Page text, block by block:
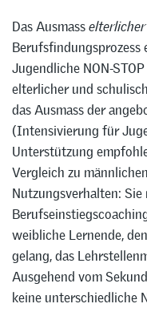
Das Ausmass
Jugendliche NON-
elterlicher und
das Ausmass der
(Intensivierung für
Unterstützung
Vergleich zu
Nutzungsverhalten: Sie
weibliche Lernende,
gelang, das
Ausgehend vom
keine unterschiedliche